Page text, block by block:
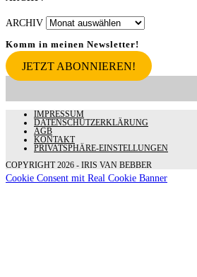
ARCHIV
Komm in meinen Newsletter!
JETZT ABONNIEREN!
IMPRESSUM
DATENSCHUTZERKLÄRUNG
AGB
KONTAKT
PRIVATSPHÄRE-EINSTELLUNGEN
COPYRIGHT 2026 - IRIS VAN BEBBER
Cookie Consent mit Real Cookie Banner